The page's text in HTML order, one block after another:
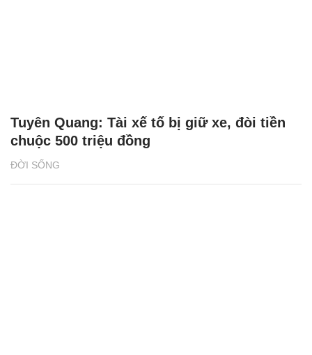
ĐỜI SỐNG
Tuyên Quang: Tài xế tố bị giữ xe, đòi tiền
chuộc 500 triệu đồng